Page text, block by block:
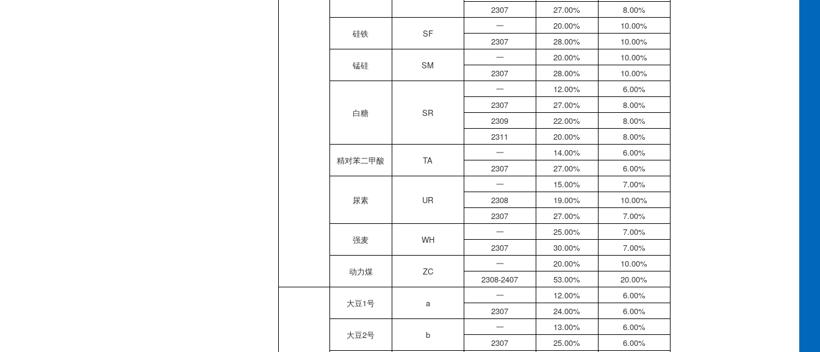
2307
27.00% 8.00%
硅铁 SF
一 20.00%
10.00%
2307
28.00% 10.00%
锰硅 SM
一 20.00%
10.00%
2307
28.00% 10.00%
白糖 SR
一 12.00%
6.00%
2307
27.00%
8.00%
2309
22.00%
8.00%
2311
20.00% 8.00%
精对苯二甲酸 TA
一 14.00%
6.00%
2307
27.00% 6.00%
尿素 UR
一 15.00%
7.00%
2308
19.00%
10.00%
2307
27.00% 7.00%
强麦 WH
一 25.00%
7.00%
2307
30.00% 7.00%
动力煤 ZC
一 20.00%
10.00%
2308-2407
53.00% 20.00%
大豆1号 a
一 12.00%
6.00%
2307
24.00% 6.00%
大豆2号 b
一 13.00%
6.00%
2307
25.00%
6.00%